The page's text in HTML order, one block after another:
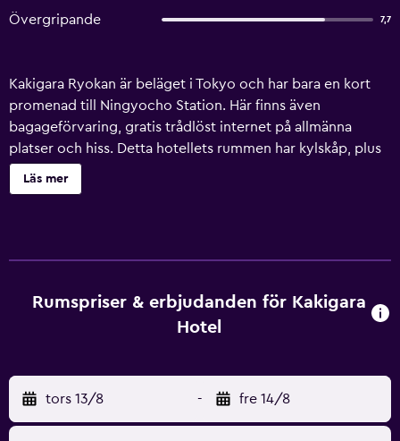
Övergripande 7,7
Kakigara Ryokan är beläget i Tokyo och har bara en kort
promenad till Ningyocho Station. Här finns även
bagageförvaring, gratis trådlöst internet på allmänna
platser och hiss. Detta hotellets rummen har kylskåp, plus
nödvändigheter för en trevlig vistelse. Attraktioner i Tokyo
inkluderande Tokyo Stock Exchange och Suiten-gu ligger
Läs mer
Rumspriser & erbjudanden för Kakigara
Hotel
tors 13/8 - fre 14/8